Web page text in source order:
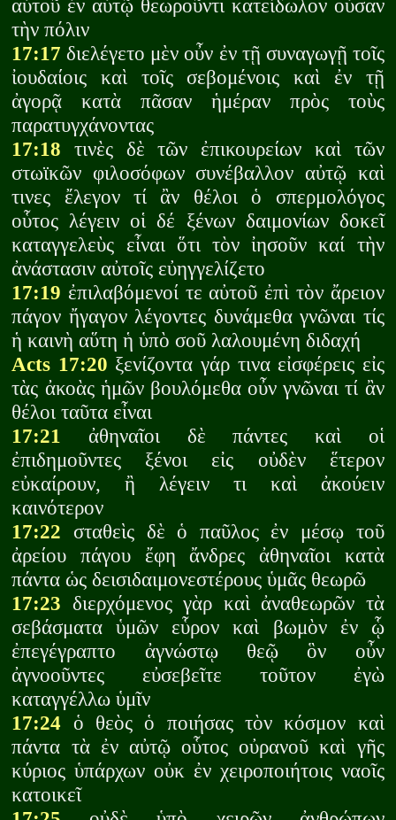
αὐτοῦ ἐν αὐτῷ θεωροῦντι κατείδωλον οὖσαν
τὴν πόλιν
17:17 διελέγετο μὲν οὖν ἐν τῇ συναγωγῇ τοῖς
ἰουδαίοις καὶ τοῖς σεβομένοις καὶ ἐν τῇ
ἀγορᾷ κατὰ πᾶσαν ἡμέραν πρὸς τοὺς
παρατυγχάνοντας
17:18 τινὲς δὲ τῶν ἐπικουρείων καὶ τῶν
στωϊκῶν φιλοσόφων συνέβαλλον αὐτῷ καὶ
τινες ἔλεγον τί ἂν θέλοι ὁ σπερμολόγος
οὗτος λέγειν οἱ δέ ξένων δαιμονίων δοκεῖ
καταγγελεὺς εἶναι ὅτι τὸν ἰησοῦν καί τὴν
ἀνάστασιν αὐτοῖς εὐηγγελίζετο
17:19 ἐπιλαβόμενοί τε αὐτοῦ ἐπὶ τὸν ἄρειον
πάγον ἤγαγον λέγοντες δυνάμεθα γνῶναι τίς
ἡ καινὴ αὕτη ἡ ὑπὸ σοῦ λαλουμένη διδαχή
Acts 17:20 ξενίζοντα γάρ τινα εἰσφέρεις εἰς
τὰς ἀκοὰς ἡμῶν βουλόμεθα οὖν γνῶναι τί ἂν
θέλοι ταῦτα εἶναι
17:21 ἀθηναῖοι δὲ πάντες καὶ οἱ
ἐπιδημοῦντες ξένοι εἰς οὐδὲν ἕτερον
εὐκαίρουν, ἢ λέγειν τι καὶ ἀκούειν
καινότερον
17:22 σταθεὶς δὲ ὁ παῦλος ἐν μέσῳ τοῦ
ἀρείου πάγου ἔφη ἄνδρες ἀθηναῖοι κατὰ
πάντα ὡς δεισιδαιμονεστέρους ὑμᾶς θεωρῶ
17:23 διερχόμενος γὰρ καὶ ἀναθεωρῶν τὰ
σεβάσματα ὑμῶν εὗρον καὶ βωμὸν ἐν ᾧ
ἐπεγέγραπτο ἀγνώστῳ θεῷ ὃν οὖν
ἀγνοοῦντες εὐσεβεῖτε τοῦτον ἐγὼ
καταγγέλλω ὑμῖν
17:24 ὁ θεὸς ὁ ποιήσας τὸν κόσμον καὶ
πάντα τὰ ἐν αὐτῷ οὗτος οὐρανοῦ καὶ γῆς
κύριος ὑπάρχων οὐκ ἐν χειροποιήτοις ναοῖς
κατοικεῖ